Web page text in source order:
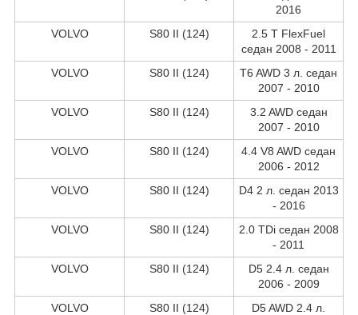
2016
VOLVO
S80 II (124)
2.5 T FlexFuel
седан 2008 - 2011
VOLVO
S80 II (124)
T6 AWD 3 л. седан
2007 - 2010
VOLVO
S80 II (124)
3.2 AWD седан
2007 - 2010
VOLVO
S80 II (124)
4.4 V8 AWD седан
2006 - 2012
VOLVO
S80 II (124)
D4 2 л. седан 2013
- 2016
VOLVO
S80 II (124)
2.0 TDi седан 2008
- 2011
VOLVO
S80 II (124)
D5 2.4 л. седан
2006 - 2009
VOLVO
S80 II (124)
D5 AWD 2.4 л.